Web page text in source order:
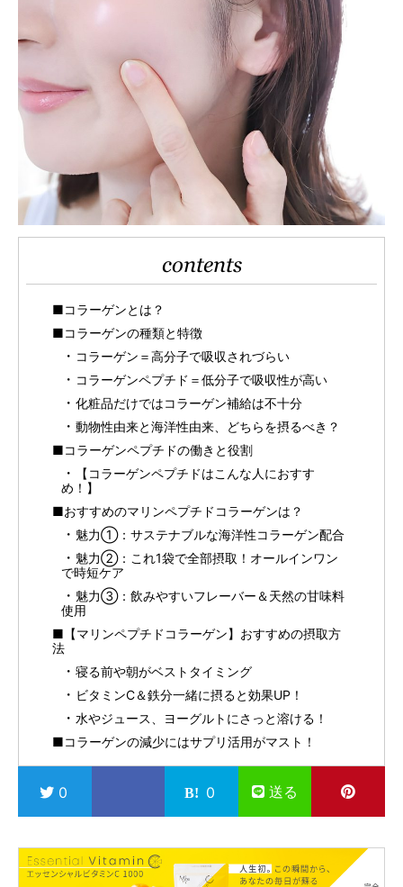
contents
■コラーゲンとは？
■コラーゲンの種類と特徴
コラーゲン＝高分子で吸収されづらい
コラーゲンペプチド＝低分子で吸収性が高い
化粧品だけではコラーゲン補給は不十分
動物性由来と海洋性由来、どちらを摂るべき？
■コラーゲンペプチドの働きと役割
【コラーゲンペプチドはこんな人におすす
め！】
■おすすめのマリンペプチドコラーゲンは？
魅力①：サステナブルな海洋性コラーゲン配合
魅力②：これ1袋で全部摂取！オールインワン
で時短ケア
魅力③：飲みやすいフレーバー＆天然の甘味料
使用
■【マリンペプチドコラーゲン】おすすめの摂取方
法
寝る前や朝がベストタイミング
ビタミンC＆鉄分一緒に摂ると効果UP！
水やジュース、ヨーグルトにさっと溶ける！
■コラーゲンの減少にはサプリ活用がマスト！
0 0 送る